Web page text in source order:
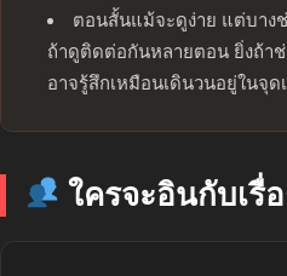
ตอนสั้นแม้จะดูง่าย แต่บางช่
ถ้าดูติดต่อกันหลายตอน ยิ่งถ้าช่
อาจรู้สึกเหมือนเดินวนอยู่ในจุด
ใครจะอินกับเรื่